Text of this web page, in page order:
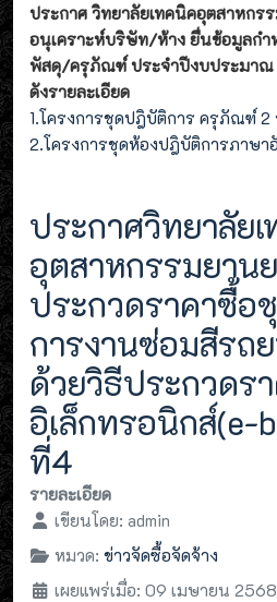
ประกาศ วิทยาลัยเทคนิคอุตสาหกร
อนุเคราะห์บริษัท/ห้าง ยื่นข้อมูลก
พัสดุ/ครุภัณฑ์ ประจำปีงบประมา
ดังรายละเอียด
1.โครงการชุดปฎิบัติการ ครุภัณฑ์ 2
2.โครงการชุดห้องปฎิบัติการภาษา
ประกาศวิทยาลัย
อุตสาหกรรมยาน
ประกวดราคาซื้อ
การงานซ่อมสีรถ
ด้วยวิธีประกวดร
อิเล็กทรอนิกส์(e-
ที่4
รายละเอียด
เขียนโดย: admin
หมวด: ข่าวจัดซื้อจัดจ้าง
เผยแพร่เมื่อ: 09 เมษายน 2568